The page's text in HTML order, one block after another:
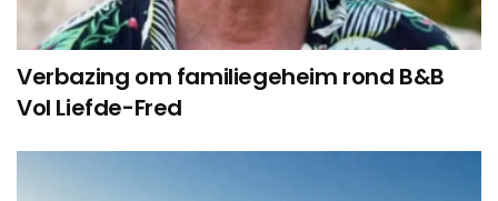
Verbazing om familiegeheim rond B&B
Vol Liefde-Fred